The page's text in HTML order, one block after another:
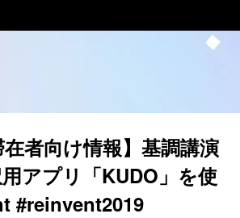
在者向け情報】基調講演
アプリ「KUDO」を使
#reinvent2019